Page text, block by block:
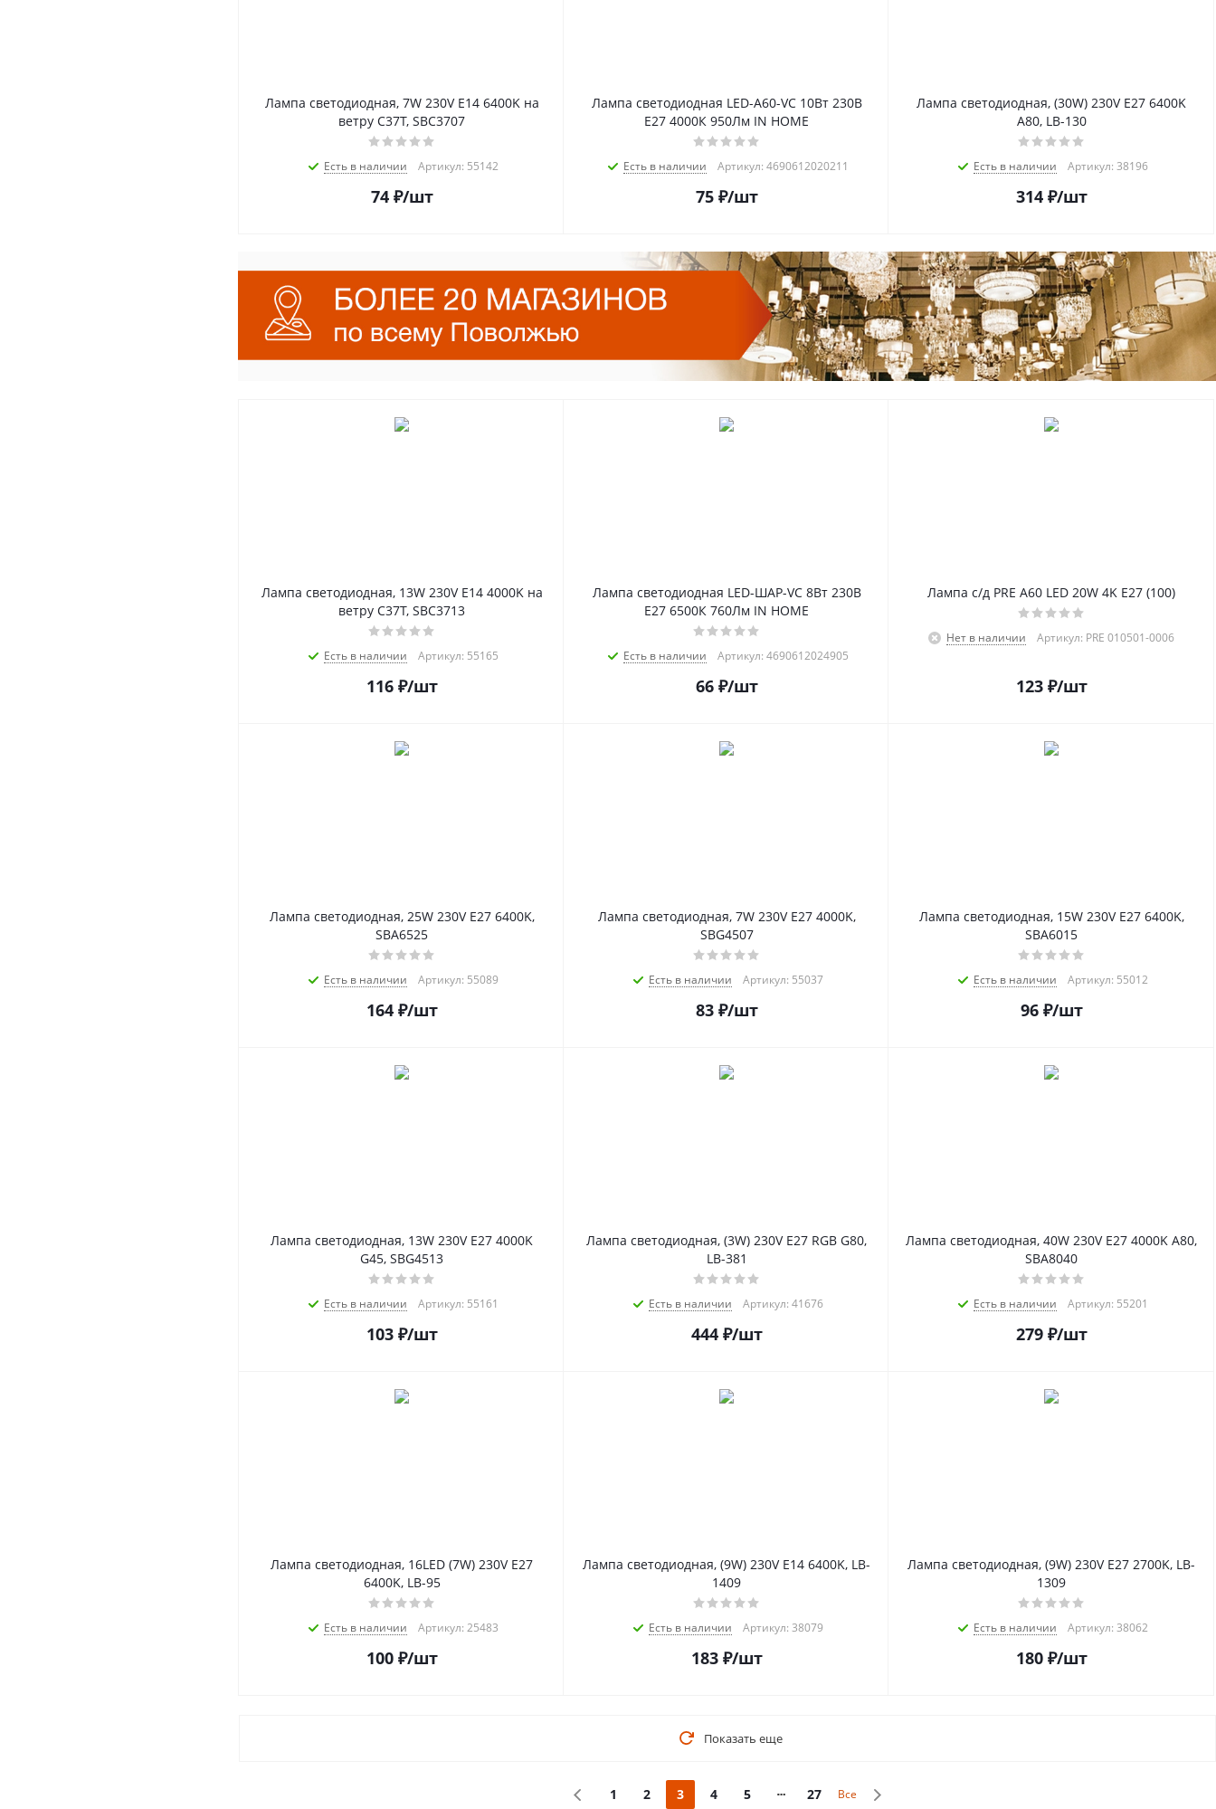
Лампа светодиодная, 7W 230V E14 6400K на
ветру C37T, SBC3707
Есть в наличии Артикул: 55142
74₽/шт
Лампа светодиодная LED-A60-VC 10Вт 230В
Е27 4000К 950Лм IN HOME
Есть в наличии Артикул: 4690612020211
75₽/шт
Лампа светодиодная, (30W) 230V E27 6400K
A80, LB-130
Есть в наличии Артикул: 38196
314₽/шт
Лампа светодиодная, 13W 230V E14 4000K на
ветру C37T, SBC3713
Есть в наличии Артикул: 55165
116₽/шт
Лампа светодиодная LED-ШАР-VC 8Вт 230В
Е27 6500К 760Лм IN HOME
Есть в наличии Артикул: 4690612024905
66₽/шт
Лампа с/д PRE A60 LED 20W 4K E27 (100)
Нет в наличии Артикул: PRE 010501-0006
123₽/шт
Лампа светодиодная, 25W 230V E27 6400K,
SBA6525
Есть в наличии Артикул: 55089
164₽/шт
Лампа светодиодная, 7W 230V E27 4000K,
SBG4507
Есть в наличии Артикул: 55037
83₽/шт
Лампа светодиодная, 15W 230V E27 6400K,
SBA6015
Есть в наличии Артикул: 55012
96₽/шт
Лампа светодиодная, 13W 230V E27 4000K
G45, SBG4513
Есть в наличии Артикул: 55161
103₽/шт
Лампа светодиодная, (3W) 230V E27 RGB G80,
LB-381
Есть в наличии Артикул: 41676
444₽/шт
Лампа светодиодная, 40W 230V E27 4000K A80,
SBA8040
Есть в наличии Артикул: 55201
279₽/шт
Лампа светодиодная, 16LED (7W) 230V E27
6400K, LB-95
Есть в наличии Артикул: 25483
100₽/шт
Лампа светодиодная, (9W) 230V E14 6400K, LB-
1409
Есть в наличии Артикул: 38079
183₽/шт
Лампа светодиодная, (9W) 230V E27 2700K, LB-
1309
Есть в наличии Артикул: 38062
180₽/шт
Показать еще
1 2 3 4 5 27 Все